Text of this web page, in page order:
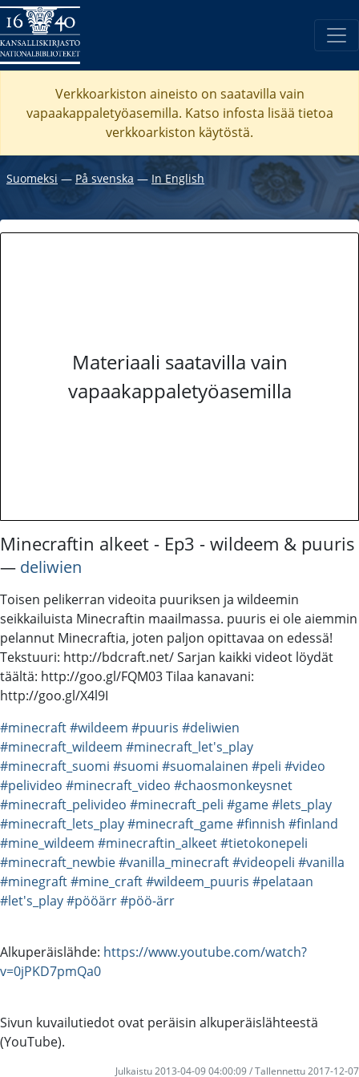
Verkkoarkiston aineisto on saatavilla vain
vapaakappaletyöasemilla. Katso infosta lisää tietoa
verkkoarkiston käytöstä.
Suomeksi ― På svenska ―In English
Materiaali saatavilla vain
vapaakappaletyöasemilla
Minecraftin alkeet - Ep3 - wildeem & puuris
― deliwien
Toisen pelikerran videoita puuriksen ja wildeemin
seikkailuista Minecraftin maailmassa. puuris ei ole aiemmin
pelannut Minecraftia, joten paljon opittavaa on edessä!
Tekstuuri: http://bdcraft.net/ Sarjan kaikki videot löydät
täältä: http://goo.gl/FQM03 Tilaa kanavani:
http://goo.gl/X4l9I
#minecraft#wildeem #puuris #deliwien
#minecraft_wildeem #minecraft_let's_play
#minecraft_suomi #suomi #suomalainen #peli #video
#pelivideo #minecraft_video #chaosmonkeysnet
#minecraft_pelivideo #minecraft_peli #game#lets_play
#minecraft_lets_play#minecraft_game#finnish #finland
#mine_wildeem #minecraftin_alkeet#tietokonepeli
#minecraft_newbie#vanilla_minecraft#videopeli #vanilla
#minegraft#mine_craft#wildeem_puuris #pelataan
#let's_play#pööärr#pöö-ärr
Alkuperäislähde: https://www.youtube.com/watch?
v=0jPKD7pmQa0
Sivun kuvailutiedot ovat peräisin alkuperäislähteestä
(YouTube).
Julkaistu 2013-04-09 04:00:09 / Tallennettu 2017-12-07